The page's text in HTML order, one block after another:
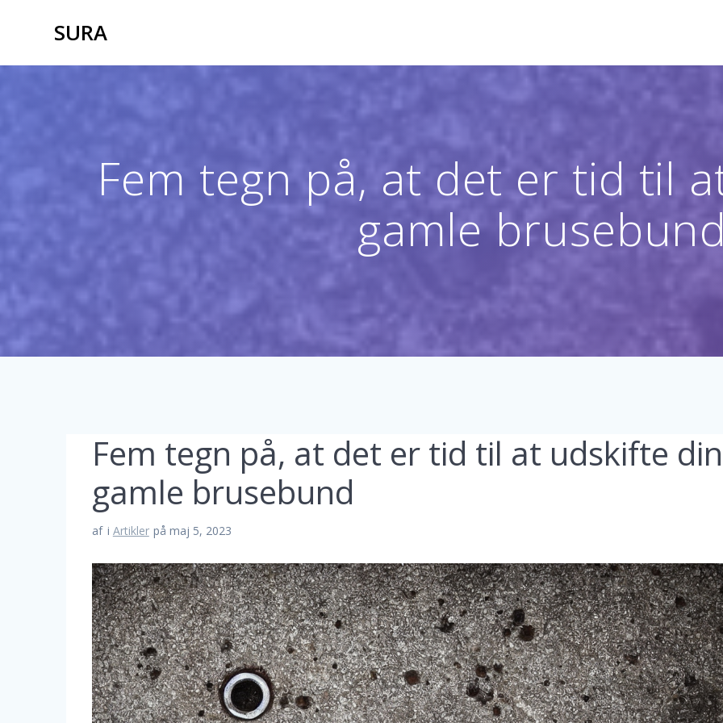
SURA
Fem tegn på, at det er tid til
gamle
Fem tegn på, at det er tid til at udskifte din
gamle brusebund
af i Artikler på maj 5, 2023